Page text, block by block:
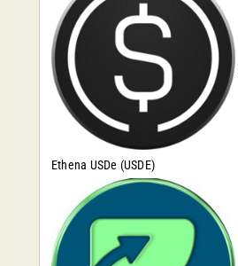
Ethena USDe (USDE)